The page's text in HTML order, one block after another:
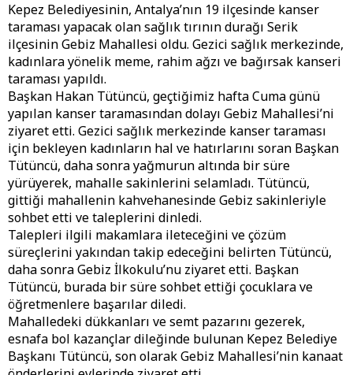
Kepez Belediyesinin, Antalya’nın 19 ilçesinde kanser
taraması yapacak olan sağlık tırının durağı Serik
ilçesinin Gebiz Mahallesi oldu. Gezici sağlık merkezinde,
kadınlara yönelik meme, rahim ağzı ve bağırsak kanseri
taraması yapıldı.
Başkan Hakan Tütüncü, geçtiğimiz hafta Cuma günü
yapılan kanser taramasından dolayı Gebiz Mahallesi’ni
ziyaret etti. Gezici sağlık merkezinde kanser taraması
için bekleyen kadınların hal ve hatırlarını soran Başkan
Tütüncü, daha sonra yağmurun altında bir süre
yürüyerek, mahalle sakinlerini selamladı. Tütüncü,
gittiği mahallenin kahvehanesinde Gebiz sakinleriyle
sohbet etti ve taleplerini dinledi.
Talepleri ilgili makamlara ileteceğini ve çözüm
süreçlerini yakından takip edeceğini belirten Tütüncü,
daha sonra Gebiz İlkokulu’nu ziyaret etti. Başkan
Tütüncü, burada bir süre sohbet ettiği çocuklara ve
öğretmenlere başarılar diledi.
Mahalledeki dükkanları ve semt pazarını gezerek,
esnafa bol kazançlar dileğinde bulunan Kepez Belediye
Başkanı Tütüncü, son olarak Gebiz Mahallesi’nin kanaat